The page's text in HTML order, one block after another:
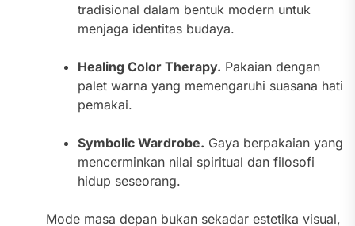
tradisional dalam bentuk modern untuk
menjaga identitas budaya.
Healing Color Therapy. Pakaian dengan
palet warna yang memengaruhi suasana hati
pemakai.
Symbolic Wardrobe. Gaya berpakaian yang
mencerminkan nilai spiritual dan filosofi
hidup seseorang.
Mode masa depan bukan sekadar estetika visual,